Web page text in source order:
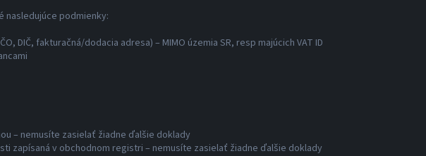
nasledujúce podmienky:
DIČ, fakturačná/dodacia adresa) – MIMO územia SR, resp majúcich VAT ID
– nemusíte zasielať žiadne ďalšie doklady
zapísaná v obchodnom registri – nemusíte zasielať žiadne ďalšie doklady